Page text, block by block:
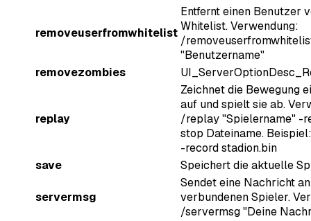
removeuserfromwhitelist
Entfernt einen Benutzer
Whitelist. Verwendung:
/
"Benutzername"
removezombies
replay
Zeichnet die Bewegung
auf und spielt sie ab.
/replay "Spielername"
stop Dateiname.
-record stadion.bin
save
Speichert die aktuelle
servermsg
Sendet eine Nachricht
verbundenen Spieler.
/servermsg "Deine